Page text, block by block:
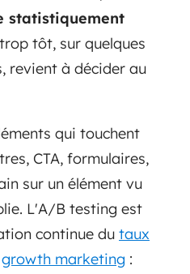
statistiquement
tôt, sur quelques
revient à décider au
qui touchent
CTA, formulaires,
sur un élément vu
L'A/B testing est
continue du taux
growth marketing :